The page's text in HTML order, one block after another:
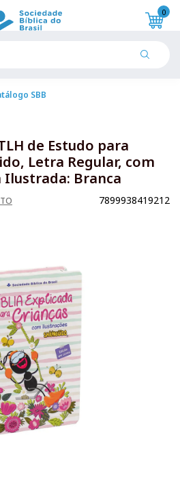
0
SBB
de Estudo para
Letra Regular, com
Ilustrada: Branca
7899938419212